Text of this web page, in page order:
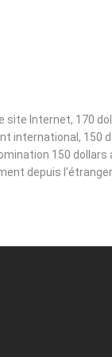
Internet, 170
international, 150
150
depuis